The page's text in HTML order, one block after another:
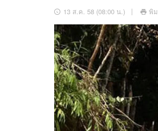
อัปเดตจีน
เช็กข่าวชัวร์
ดาวน์โหลดสนุกแอปฟรี
13 ส.ค. 58 (08:00 น.) พิ